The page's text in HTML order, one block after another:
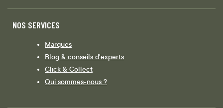
NOS SERVICES
Marques
Blog & conseils d'experts
Click & Collect
Qui sommes-nous ?